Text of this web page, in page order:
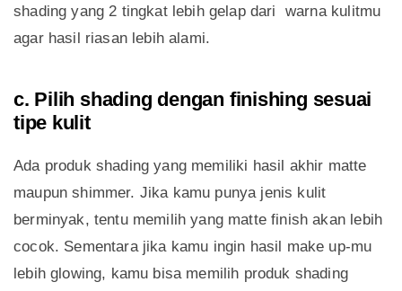
shading yang 2 tingkat lebih gelap dari warna kulitmu
agar hasil riasan lebih alami.
c. Pilih shading dengan finishing sesuai
tipe kulit
Ada produk shading yang memiliki hasil akhir matte
maupun shimmer. Jika kamu punya jenis kulit
berminyak, tentu memilih yang matte finish akan lebih
cocok. Sementara jika kamu ingin hasil make up-mu
lebih glowing, kamu bisa memilih produk shading